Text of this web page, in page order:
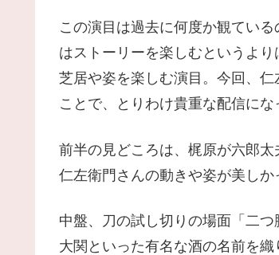
この演目は過去に何度か観てい
はストーリーを楽しむというよ
芝居や姿を楽しむ演目。今回、
ことで、とりわけ貴重な配信にな
前半の見どころは、梶原が六郎
仁左衛門さんの動きや姿が美しか
中盤、刀の試し切りの場面「二
大関といった有名な酒の名前を